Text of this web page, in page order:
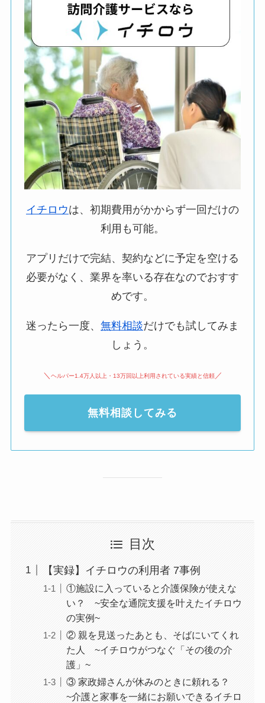
イチロウは、初期費用がかからず一回だけの
利用も可能。
アプリだけで完結、契約などに予定を空ける
必要がなく、業界を率いる存在なのでおすす
めです。
迷ったら一度、 無料相談だけでも試してみま
しょう。
＼ ヘルパー1.4万人以上・13万回以上利用されている実績と信頼／
無料相談してみる
目次
【実録】イチロウの利用者 7事例
①施設に入っていると介護保険が使えな
い？ ~安全な通院支援を叶えたイチロウ
の実例~
② 親を見送ったあとも、そばにいてくれ
た人 ~イチロウがつなぐ「その後の介
護」~
③ 家政婦さんが休みのときに頼れる？
~介護と家事を一緒にお願いできるイチロ